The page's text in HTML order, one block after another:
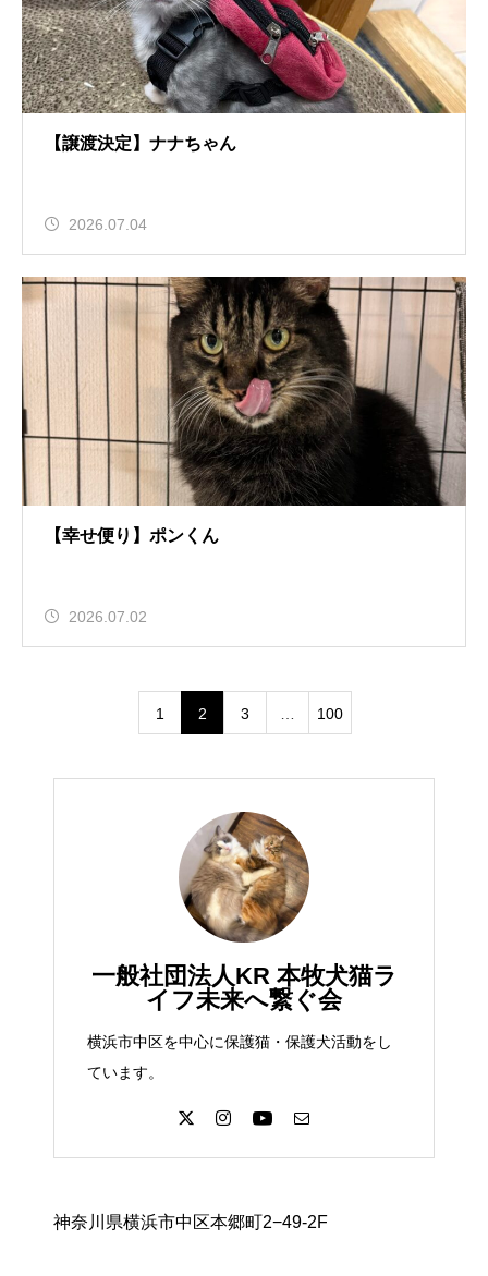
【譲渡決定】ナナちゃん
2026.07.04
【幸せ便り】ポンくん
2026.07.02
1 2 3 100
一般社団法人KR 本牧犬猫ラ
イフ未来へ繋ぐ会
横浜市中区を中心に保護猫・保護犬活動をし
ています。
神奈川県横浜市中区本郷町2−49-2F